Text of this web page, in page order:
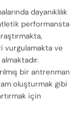
dayanıklılık
performansta
vurgulamakta ve
bir antrenman
oluşturmak gibi
için